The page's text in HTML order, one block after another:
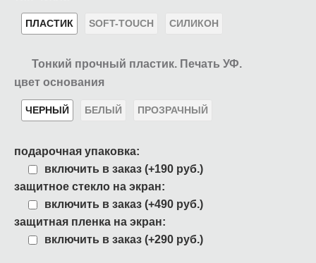
ПЛАСТИК SOFT-TOUCH СИЛИКОН
Тонкий прочный пластик. Печать УФ.
цвет основания
ЧЕРНЫЙ БЕЛЫЙ ПРОЗРАЧНЫЙ
подарочная упаковка:
включить в заказ (+190 руб.)
защитное стекло на экран:
включить в заказ (+490 руб.)
защитная пленка на экран:
включить в заказ (+290 руб.)